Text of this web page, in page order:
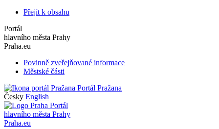
Přejít k obsahu
Portál
hlavního města Prahy
Praha.eu
Povinně zveřejňované informace
Městské části
Portál Pražana
Česky English
Portál
hlavního města Prahy
Praha.eu